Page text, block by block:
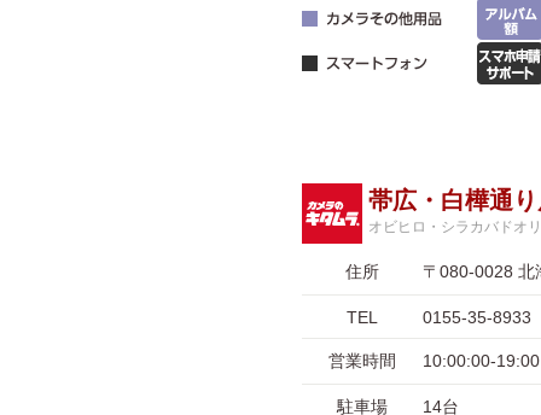
帯広・白樺通
オビヒロ・シラカバドオ
住所 〒080-0028 北
TEL 0155-35-8933
営業時間 10:00:00-
駐車場 14台